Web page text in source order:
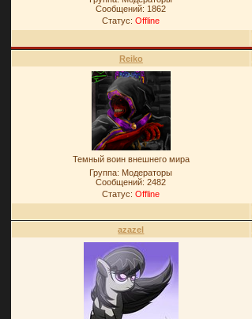
Сообщений: 1862
Статус:Offline
Reiko
Темный воин внешнего мира
Группа: Модераторы
Сообщений:2482
Статус:Offline
azazel